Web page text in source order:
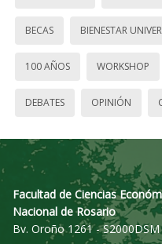
BECAS BIENESTAR
100 AÑOS WORKSHOP
DEBATES OPINIÓN
Facultad de Ciencias
Nacional de Rosario
Bv. Oroño 1261 -